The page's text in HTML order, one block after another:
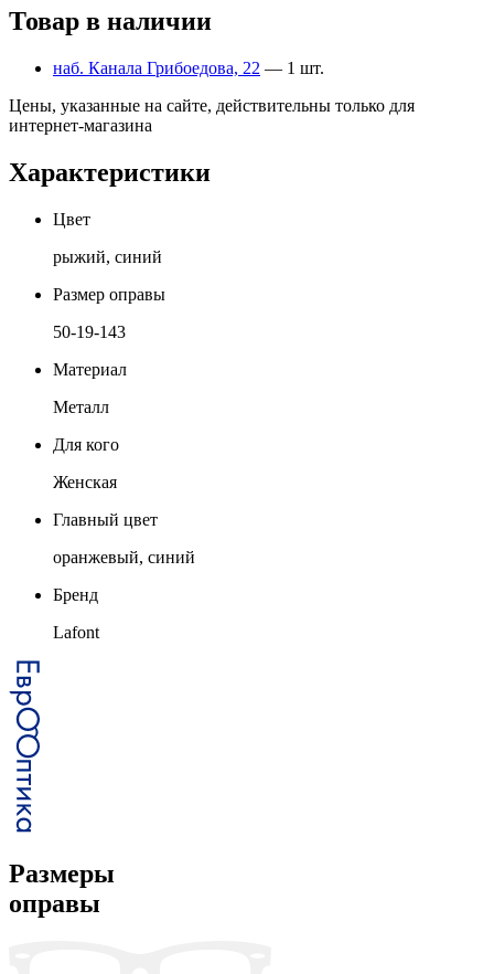
Товар в наличии
наб. Канала Грибоедова, 22 — 1 шт.
Цены, указанные на сайте, действительны только для
интернет-магазина
Характеристики
Цвет
рыжий, синий
Размер оправы
50-19-143
Материал
Металл
Для кого
Женская
Главный цвет
оранжевый, синий
Бренд
Lafont
Размеры
оправы